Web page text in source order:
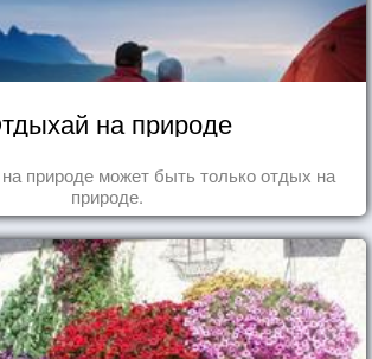
на природе
природе может быть только отдых на
природе.